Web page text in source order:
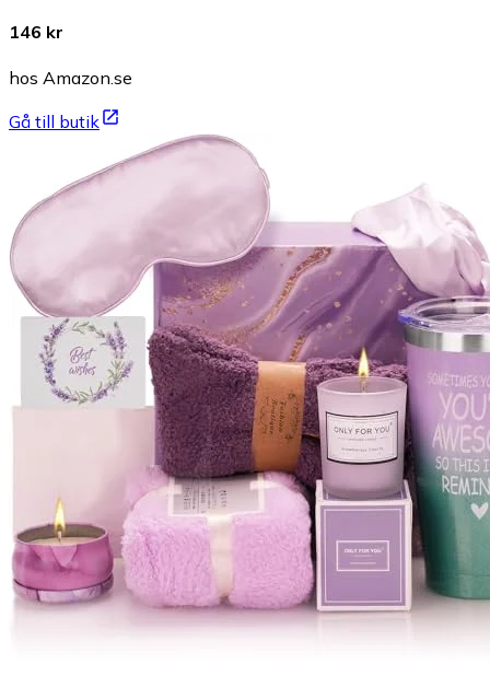
146 kr
hos Amazon.se
Gå till butik